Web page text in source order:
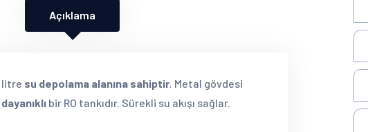
Açıklama
litre su depolama alanına sahiptir. Metal gövdesi
bir RO tankıdır. Sürekli su akışı sağlar.